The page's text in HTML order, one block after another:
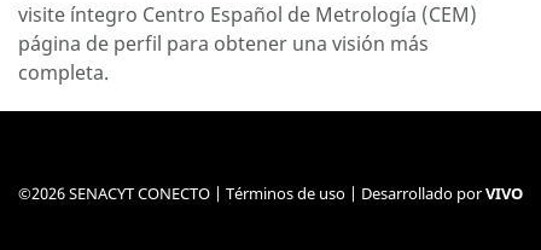
visite íntegro Centro Español de Metrología (CEM)
página de perfil para obtener una visión más
completa.
©2026 SENACYT CONECTO | Términos de uso | Desarrollado porVIVO